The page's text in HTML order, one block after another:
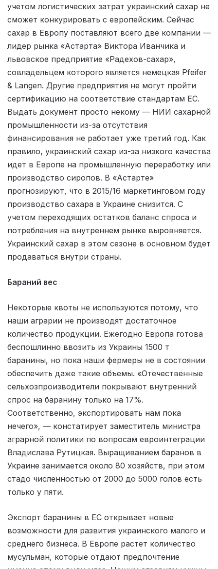
учетом логистических затрат украинский сахар не
сможет конкурировать с европейским. Сейчас
сахар в Европу поставляют всего две компании —
лидер рынка «Астарта» Виктора Иванчика и
львовское предприятие «Радехов-сахар»,
совладельцем которого является немецкая Pfeifer
& Langen. Другие предприятия не могут пройти
сертификацию на соответствие стандартам ЕС.
Выдать документ просто некому — НИИ сахарной
промышленности из-за отсутствия
финансирования не работает уже третий год. Как
правило, украинский сахар из-за низкого качества
идет в Европе на промышленную переработку или
производство сиропов. В «Астарте»
прогнозируют, что в 2015/16 маркетинговом году
производство сахара в Украине снизится. С
учетом переходящих остатков баланс спроса и
потребления на внутреннем рынке выровняется.
Украинский сахар в этом сезоне в основном будет
продаваться внутри страны.
Бараний вес
Некоторые квоты не используются потому, что
наши аграрии не производят достаточное
количество продукции. Ежегодно Европа готова
беспошлинно ввозить из Украины 1500 т
баранины, но пока наши фермеры не в состоянии
обеспечить даже такие объемы. «Отечественные
сельхозпроизводители покрывают внутренний
спрос на баранину только на 17%.
Соответственно, экспортировать нам пока
нечего», — констатирует заместитель министра
аграрной политики по вопросам евроинтеграции
Владислава Рутицкая. Выращиванием баранов в
Украине занимается около 80 хозяйств, при этом
стадо численностью от 2000 до 5000 голов есть
только у пяти.
Экспорт баранины в ЕС открывает новые
возможности для развития украинского малого и
среднего бизнеса. В Европе растет количество
мусульман, которые отдают предпочтение